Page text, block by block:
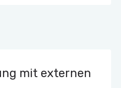
mit externen